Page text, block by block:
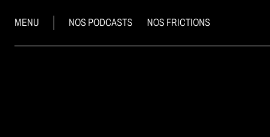
MENU NOS PODCASTS NOS FRICTIONS